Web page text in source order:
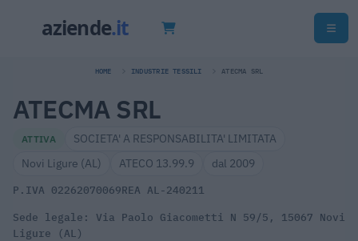
HOME INDUSTRIE TESSILI ATECMA SRL
ATECMA SRL
ATTIVA
SOCIETA' A RESPONSABILITA' LIMITATA
Novi Ligure (AL)
ATECO 13.99.9 dal 2009
P.IVA 02262070069REA AL-240211
Sede legale: Via Paolo Giacometti N 59/5, 15067 Novi
Ligure (AL)